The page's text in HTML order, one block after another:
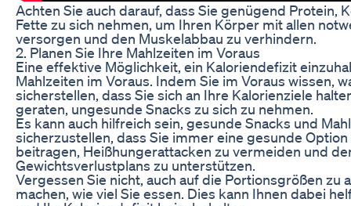
Achten Sie auch darauf, dass Sie genügend Protein,
Fette zu sich nehmen, um Ihren Körper mit allen
versorgen und den Muskelabbau zu verhindern.
2. Planen Sie Ihre Mahlzeiten im Voraus
Eine effektive Möglichkeit, ein Kaloriendefizit
Mahlzeiten im Voraus. Indem Sie im Voraus wissen,
sicherstellen, dass Sie sich an Ihre Kalorienziele
geraten, ungesunde Snacks zu sich zu nehmen.
Es kann auch hilfreich sein, gesunde Snacks und
sicherzustellen, dass Sie immer eine gesunde
beitragen, Heißhungerattacken zu vermeiden und
Gewichtsverlustplans zu unterstützen.
Vergessen Sie nicht, auch auf die Portionsgrößen zu
machen, wie viel Sie essen. Dies kann Ihnen dabei